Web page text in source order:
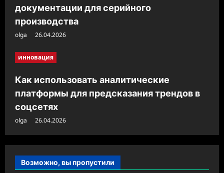
документации для серийного
производства
olga 26.04.2026
инновация
Как использовать аналитические
платформы для предсказания трендов в
соцсетях
olga 26.04.2026
Возможно, вы пропустили